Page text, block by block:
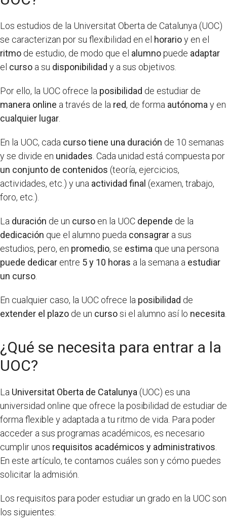
Los estudios de la Universitat Oberta de Catalunya (UOC)
se caracterizan por su flexibilidad en el horarioy en el
ritmo de estudio, de modo que el alumnopuede adaptar
el curso a su disponibilidad y a sus objetivos.
Por ello, la UOC ofrece la posibilidad de estudiar de
manera online a través de la red, de forma autónoma y en
cualquier lugar
En la UOC, cada curso tiene una duración de 10 semanas
y se divide en unidades . Cada unidad está compuesta por
un conjunto de contenidos (teoría, ejercicios,
actividades, etc.) y una actividad final (examen, trabajo,
foro, etc.).
La duración de un curso en la UOC depende de la
dedicación que el alumno pueda consagrar a sus
estudios, pero, en promedio, se estima que una persona
puede dedicar entre 5 y 10 horas a la semana a estudiar
un curso
En cualquier caso, la UOC ofrece la posibilidad de
extender el plazo de un cursosi el alumno así lo necesita
¿Qué se necesita para entrar a la
UOC?
La Universitat Oberta de Catalunya (UOC) es una
universidad online que ofrece la posibilidad de estudiar de
forma flexible y adaptada a tu ritmo de vida. Para poder
acceder a sus programas académicos, es necesario
cumplir unos requisitos académicos y administrativos
En este artículo, te contamos cuáles son y cómo puedes
solicitar la admisión.
Los requisitos para poder estudiar un grado en la UOC son
los siguientes: